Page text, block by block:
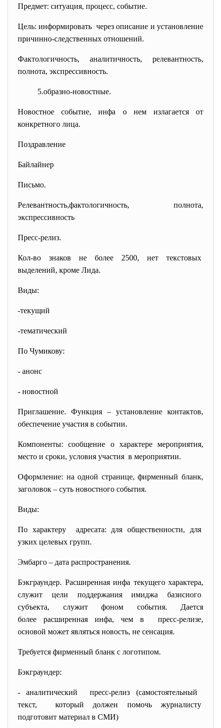
Предмет: ситуация, процесс, событие.
Цель: информировать через описание и установление
причинно-следственных отношений.
Фактологичность, аналитичность, релевантность,
полнота, экспрессивность.
5.образно-новостные.
Новостное событие, инфа о нем излагается от
конкретного лица.
Поздравление
Байлайнер
Письмо.
Релевантность,фактологичность, полнота,
экспрессивность
Пресс-релиз.
Кол-во знаков не более 2500, нет текстовых
выделений, кроме Лида.
Виды:
-текущий
-тематический
По Чумикову:
- анонс
- новостной
Приглашение. Функция – установление контактов,
обеспечение участия в событии.
Компоненты: сообщение о характере мероприятия,
место и сроки, условия участия в мероприятии.
Оформление: на одной странице, фирменный бланк,
заголовок – суть новостного события.
Виды:
По характеру адресата: для общественности, для
узких целевых групп.
Эмбарго – дата распространения.
Бэкграундер. Расширенная инфа текущего характера,
служит цели поддержания имиджа базисного
субъекта, служит фоном события. Дается
более расширенная инфа, чем в пресс-релизе,
основой может являться новость, не сенсация.
Требуется фирменный бланк с логотипом.
Бэкграундер:
- аналитический пресс-релиз (самостоятельный
текст, который должен помочь журналисту
подготовит материал в СМИ)